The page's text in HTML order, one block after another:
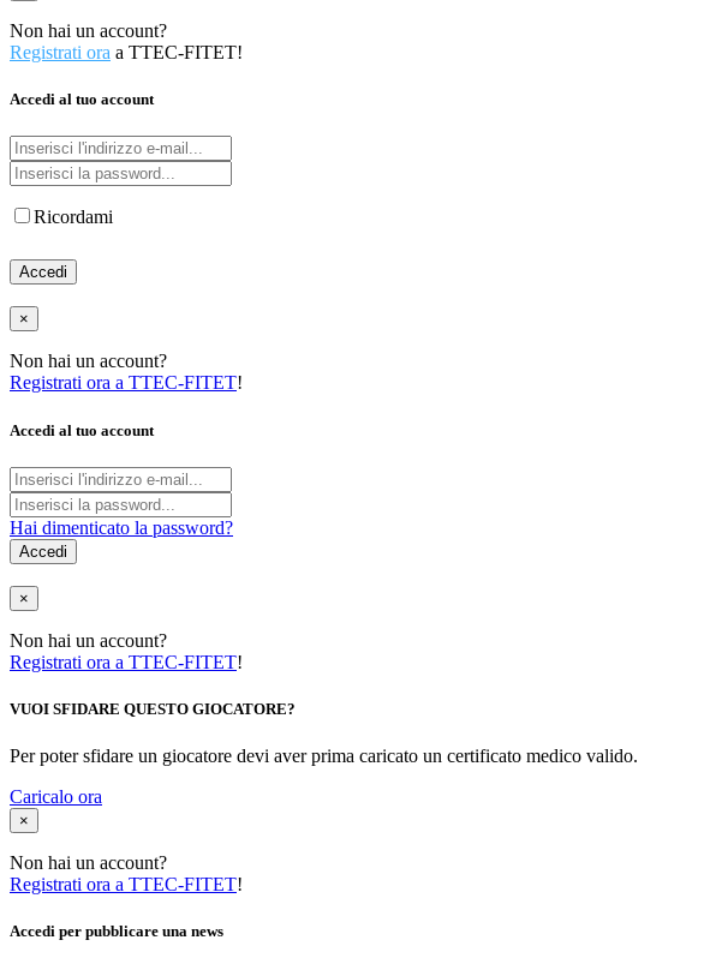
Non hai un account?
Registrati ora a TTEC-FITET!
Accedi al tuo account
Ricordami
Accedi
×
Non hai un account?
Registrati ora a TTEC-FITET!
Accedi al tuo account
Hai dimenticato la password?
Accedi
×
Non hai un account?
Registrati ora a TTEC-FITET!
VUOI SFIDARE QUESTO GIOCATORE?
Per poter sfidare un giocatore devi aver prima caricato un certificato medico valido.
Caricalo ora
×
Non hai un account?
Registrati ora a TTEC-FITET!
Accedi per pubblicare una news